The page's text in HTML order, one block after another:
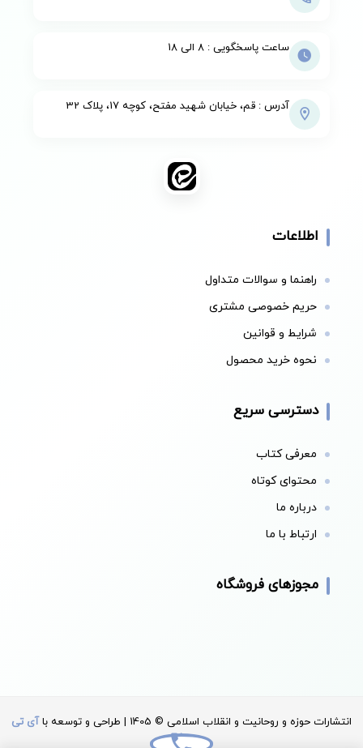
ساعت پاسخگویی : 8 الی 18
آدرس : قم، خیابان شهید مفتح، کوچه 17، پلاک 32
اطلاعات
راهنما و سوالات متداول
حریم خصوصی مشتری
شرایط و قوانین
نحوه خرید محصول
دسترسی سریع
معرفی کتاب
محتوای کوتاه
درباره ما
ارتباط با ما
مجوزهای فروشگاه
انتشارات حوزه و روحانیت و انقلاب اسلامی © 1405 | طراحی و توسعه با
آی تی
سان